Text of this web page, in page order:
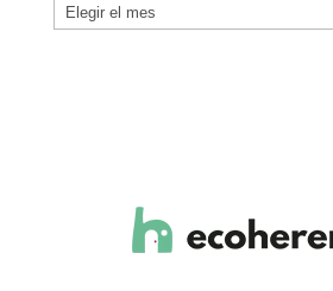
Archivo
de